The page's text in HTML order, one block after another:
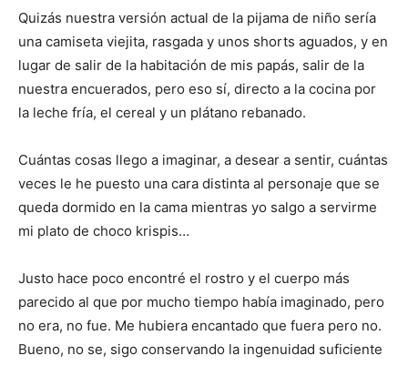
Quizás nuestra versión actual de la pijama de niño sería
una camiseta viejita, rasgada y unos shorts aguados, y en
lugar de salir de la habitación de mis papás, salir de la
nuestra encuerados, pero eso sí, directo a la cocina por
la leche fría, el cereal y un plátano rebanado.
Cuántas cosas llego a imaginar, a desear a sentir, cuántas
veces le he puesto una cara distinta al personaje que se
queda dormido en la cama mientras yo salgo a servirme
mi plato de choco krispis…
Justo hace poco encontré el rostro y el cuerpo más
parecido al que por mucho tiempo había imaginado, pero
no era, no fue. Me hubiera encantado que fuera pero no.
Bueno, no se, sigo conservando la ingenuidad suficiente